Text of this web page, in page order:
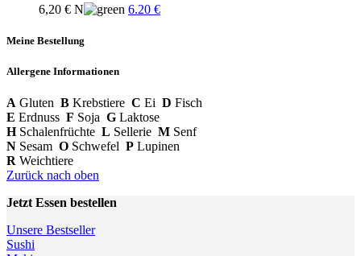
6,20 € N 6.20 €
Meine Bestellung
Allergene Informationen
A Gluten B Krebstiere C Ei D Fisch
E Erdnuss F Soja G Laktose
HSchalenfrüchte L Sellerie M Senf
N Sesam O Schwefel P Lupinen
R Weichtiere
Zurück nach oben
Jetzt Essen bestellen
Unsere Bestseller
Sushi